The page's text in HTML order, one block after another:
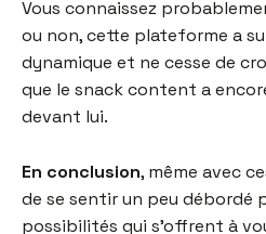
Vous connaissez
ou non, cette plateforme a
dynamique et ne cesse de
que le snack content a
devant lui.
En conclusion, même avec
de se sentir un peu débordé
possibilités qui s’offrent à